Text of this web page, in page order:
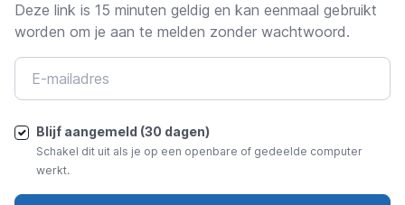
Deze link is 15 minuten geldig en kan eenmaal gebruikt
worden om je aan te melden zonder wachtwoord.
Blijf aangemeld (30 dagen)
Schakel dit uit als je op een openbare of gedeelde computer
werkt.